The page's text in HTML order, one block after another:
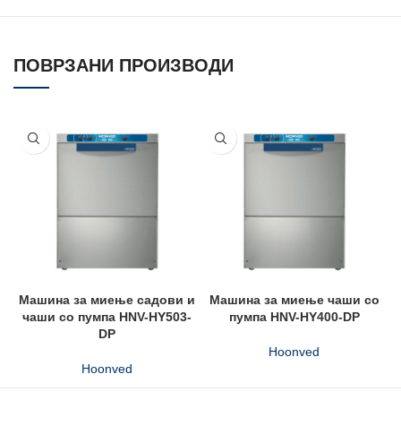
ПОВРЗАНИ ПРОИЗВОДИ
Машина за миење садови и
чаши со пумпа HNV-HY503-
DP
Hoonved
Машина за миење чаши со
пумпа HNV-HY400-DP
Hoonved